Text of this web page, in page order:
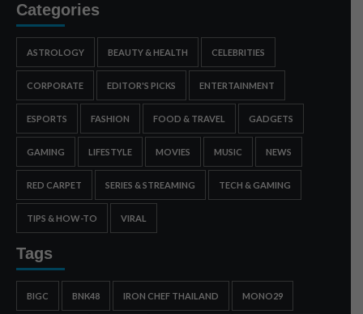
Categories
ASTROLOGY BEAUTY & HEALTH CELEBRITIES
CORPORATE EDITOR'S PICKS ENTERTAINMENT
ESPORTS FASHION FOOD & TRAVEL GADGETS
GAMING LIFESTYLE MOVIES MUSIC NEWS
RED CARPET SERIES & STREAMING TECH & GAMING
TIPS & HOW-TO VIRAL
Tags
BIGC BNK48 IRON CHEF THAILAND MONO29